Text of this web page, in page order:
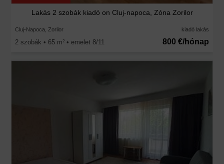
Lakás 2 szobák kiadó on Cluj-napoca, Zóna Zorilor
Cluj-Napoca, Zorilor kiadó lakás
2 szobák • 65 m2 • emelet 8/11 800 €/hónap